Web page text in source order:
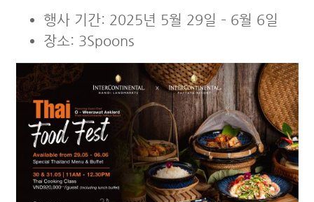
행사 기간: 2025년 5월 29일 – 6월 6일
장소: 3Spoons